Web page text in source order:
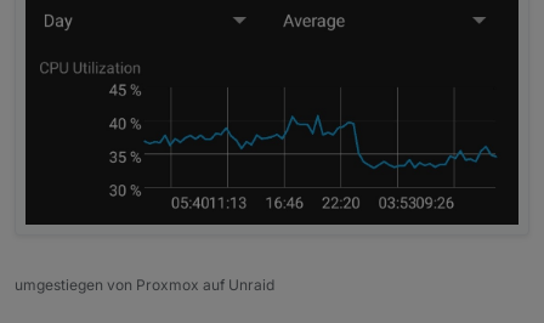
umgestiegen von Proxmox auf Unraid